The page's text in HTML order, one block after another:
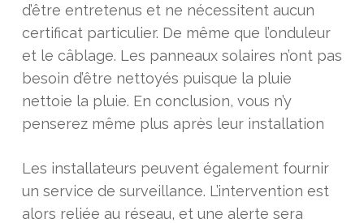
d’être entretenus et ne nécessitent aucun
certificat particulier. De même que l’onduleur
et le câblage. Les panneaux solaires n’ont pas
besoin d’être nettoyés puisque la pluie
nettoie la pluie. En conclusion, vous n’y
penserez même plus après leur installation
Les installateurs peuvent également fournir
un service de surveillance. L’intervention est
alors reliée au réseau, et une alerte sera